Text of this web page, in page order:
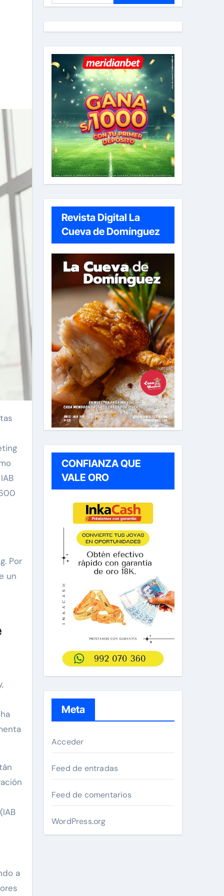
Por
un
a
r
:
Revista Digital La
Cueva de Domínguez
CONFIANZA QUE
VALE ORO
Meta
Acceder
Feed de entradas
Feed de comentarios
WordPress.org